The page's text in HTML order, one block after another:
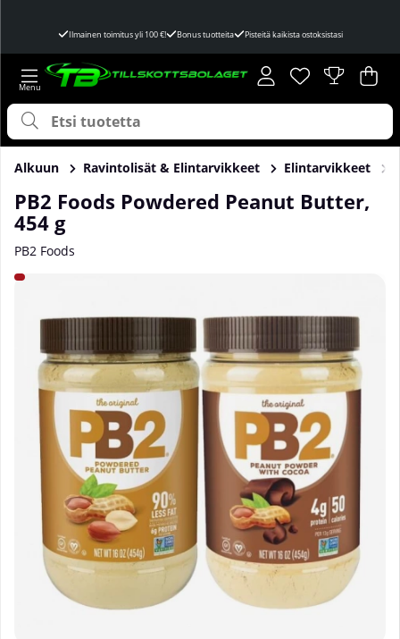
Ilmainen toimitus yli 100 €! Bonus tuotteita Pisteitä kaikista ostoksistasi
Toivelista
Lukumäärä
. .
Alkuun Ravintolisät & Elintarvikkeet Elintarvikkeet
PB2 Foods Powdered Peanut Butter,
454 g
PB2 Foods
Tuotekuvat PB2 Foods Powdered Peanut Butter, 454 g